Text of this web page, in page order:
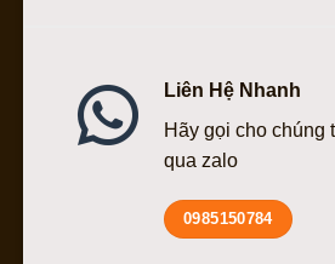
Liên Hệ Nhanh
Hãy gọi cho chúng
qua zalo
0985150784